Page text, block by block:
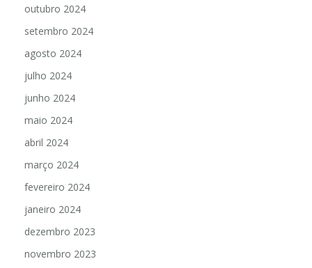
outubro 2024
setembro 2024
agosto 2024
julho 2024
junho 2024
maio 2024
abril 2024
março 2024
fevereiro 2024
janeiro 2024
dezembro 2023
novembro 2023